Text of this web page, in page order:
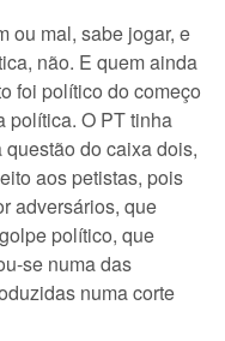
ou mal, sabe jogar, e
não. E quem ainda
foi político do começo
política. O PT tinha
do caixa dois,
aos petistas, pois
adversários, que
político, que
se numa das
numa corte